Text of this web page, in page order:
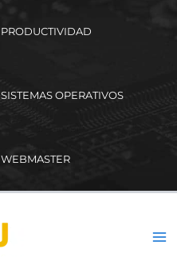
PRODUCTIVIDAD
SISTEMAS OPERATIVOS
WEBMASTER